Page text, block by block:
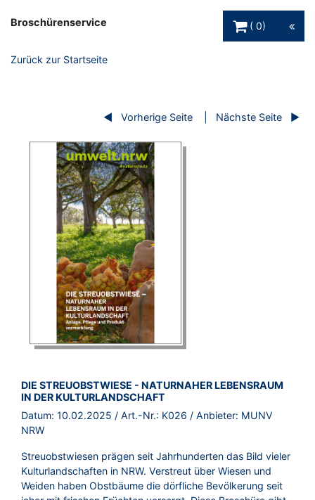
Broschürenservice
0
Zurück zur Startseite
Vorherige Seite Nächste Seite
BROSCHÜRE:
DIE STREUOBSTWIESE - NATURNAHER LEBENSRAUM
IN DER KULTURLANDSCHAFT
Datum: 10.02.2025 / Art.-Nr.: K026 / Anbieter: MUNV
NRW
Streuobstwiesen prägen seit Jahrhunderten das Bild vieler
Kulturlandschaften in NRW. Verstreut über Wiesen und
Weiden haben Obstbäume die dörfliche Bevölkerung seit